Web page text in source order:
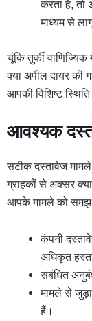
करता है, तो
माध्यम से
चूंकि तुर्की
क्या अपील दायर की
आपकी विशिष्ट
आवश्यक
सटीक दस्तावेज मामले
ग्राहकों से अक्सर
आपके मामले को समझ
कंपनी
अधिकृत
संबंधित
मामले से
हैं।